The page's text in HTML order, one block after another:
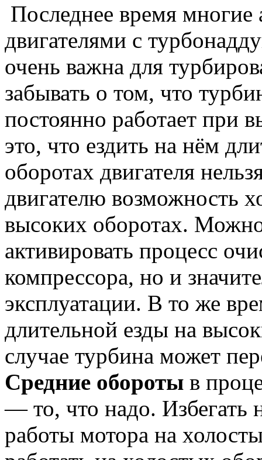
Последнее время многие
двигателями с
очень важна для
забывать о том, что
постоянно работает при
это, что ездить на нём
оборотах двигателя
двигателю возможность
высоких оборотах.
активировать процесс
компрессора, но и
эксплуатации. В то же
длительной езды на
случае турбина может
Средние обороты в
— то, что надо. Избегать
работы мотора на